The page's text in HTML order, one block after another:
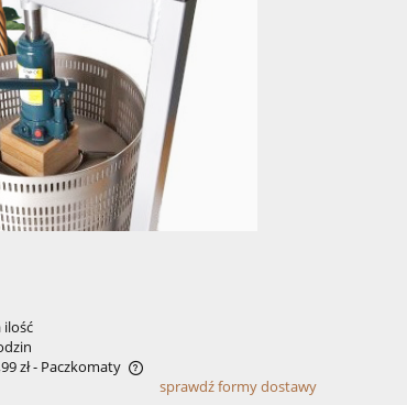
ilość
zł- Paczkomaty
sprawdź formy dostawy